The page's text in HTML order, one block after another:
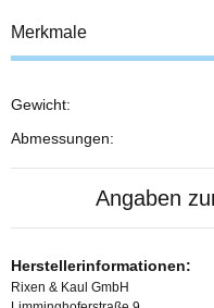
Merkmale
Gewicht:
Abmessungen:
Angaben
Herstellerinformationen:
Rixen & Kaul GmbH